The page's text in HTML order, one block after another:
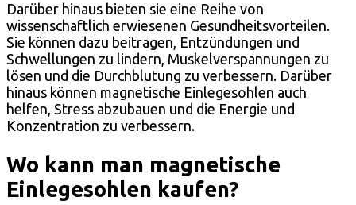
Darüber hinaus bieten sie eine Reihe von
wissenschaftlich erwiesenen Gesundheitsvorteilen.
Sie können dazu beitragen, Entzündungen und
Schwellungen zu lindern, Muskelverspannungen zu
lösen und die Durchblutung zu verbessern. Darüber
hinaus können magnetische Einlegesohlen auch
helfen, Stress abzubauen und die Energie und
Konzentration zu verbessern.
Wo kann man magnetische
Einlegesohlen kaufen?